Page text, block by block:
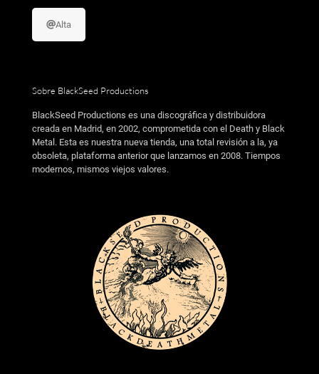
Alta
Sobre BlackSeed Productions
BlackSeed Productions es una discográfica y distribuidora
creada en Madrid, en 2002, comprometida con el Death y Black
Metal. Esta es nuestra nueva tienda, una total revisión a la, ya
obsoleta, plataforma anterior que lanzamos en 2008. Tiempos
modernos, mismos viejos valores.